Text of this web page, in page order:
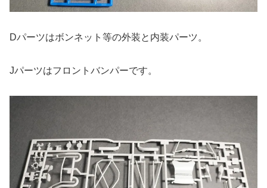
Dパーツはボンネット等の外装と内装パーツ。
Jパーツはフロントバンパーです。